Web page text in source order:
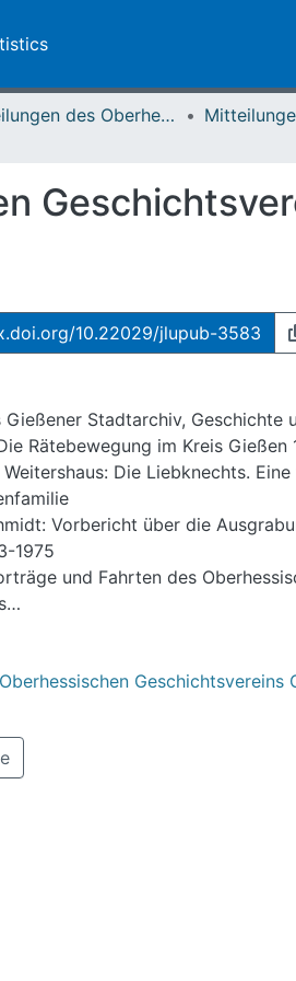
Mitteilungen des Oberhessischen Geschichtsvereins Gießen
10.22029/jlupub-3583
Gießener Stadtarchiv, Geschichte
Rätebewegung im Kreis Gießen
Die Liebknechts.
Vorbericht über die
1975
und Fahrten des
der "Mitteilungen
NF. Bd. 39-61 (1953-1976)
Buchbesprechung Erwin
Geschichtsvereins